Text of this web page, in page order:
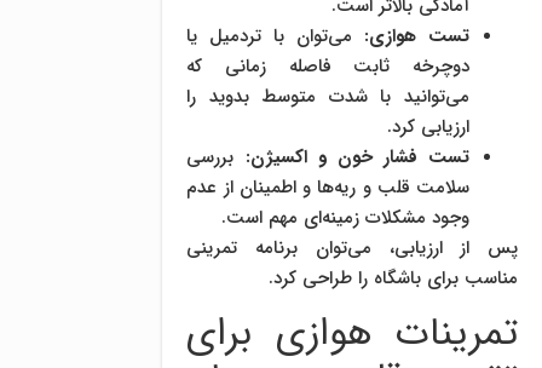
تست هوازی: می‌توان با تردمیل یا
دوچرخه ثابت فاصله زمانی که
می‌توانید با شدت متوسط بدوید را
ارزیابی کرد.
تست فشار خون و اکسیژن: بررسی
سلامت قلب و ریه‌ها و اطمینان از عدم
وجود مشکلات زمینه‌ای مهم است.
پس از ارزیابی، می‌توان برنامه تمرینی
مناسب برای باشگاه را طراحی کرد.
تمرینات هوازی برای